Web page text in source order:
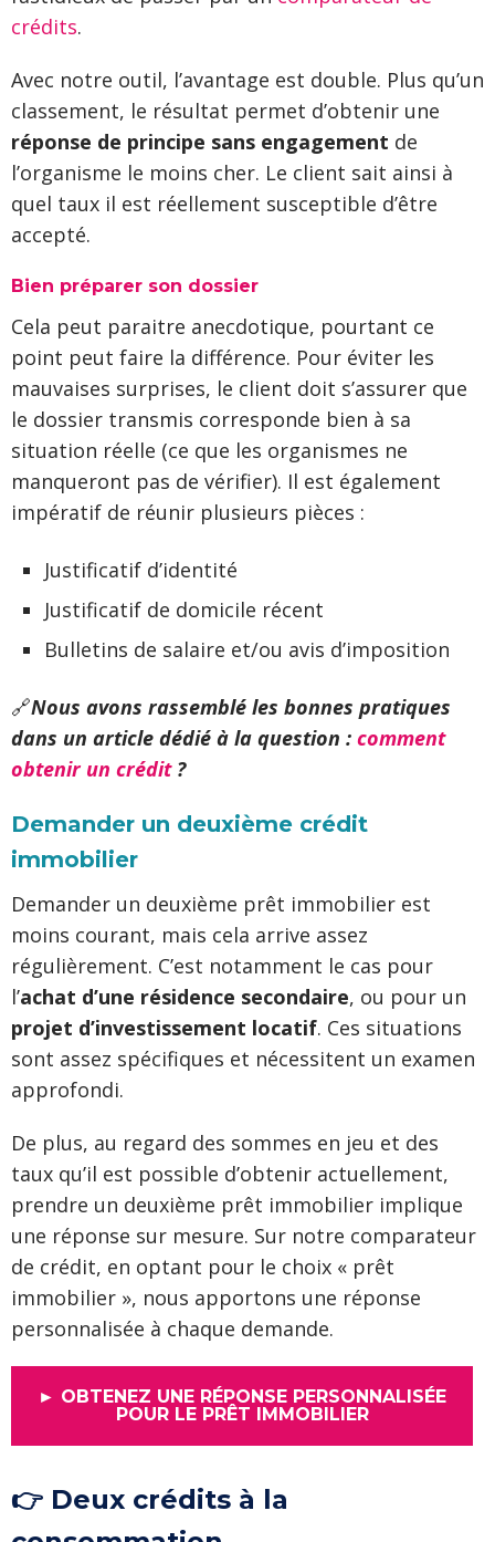
crédits.
Avec notre outil, l’avantage est double. Plus qu’un
classement, le résultat permet d’obtenir une
réponse de principe sans engagement de
l’organisme le moins cher. Le client sait ainsi à
quel taux il est réellement susceptible d’être
accepté.
Bien préparer son dossier
Cela peut paraitre anecdotique, pourtant ce
point peut faire la différence. Pour éviter les
mauvaises surprises, le client doit s’assurer que
le dossier transmis corresponde bien à sa
situation réelle (ce que les organismes ne
manqueront pas de vérifier). Il est également
impératif de réunir plusieurs pièces :
Justificatif d’identité
Justificatif de domicile récent
Bulletins de salaire et/ou avis d’imposition
🔗Nous avons rassemblé les bonnes pratiques
dans un article dédié à la question : comment
obtenir un crédit?
Demander un deuxième crédit
immobilier
Demander un deuxième prêt immobilier est
moins courant, mais cela arrive assez
régulièrement. C’est notamment le cas pour
l’achat d’une résidence secondaire, ou pour un
projet d’investissement locatif. Ces situations
sont assez spécifiques et nécessitent un examen
approfondi.
De plus, au regard des sommes en jeu et des
taux qu’il est possible d’obtenir actuellement,
prendre un deuxième prêt immobilier implique
une réponse sur mesure. Sur notre comparateur
de crédit, en optant pour le choix « prêt
immobilier », nous apportons une réponse
personnalisée à chaque demande.
► OBTENEZ UNE RÉPONSE PERSONNALISÉE
POUR LE PRÊT IMMOBILIER
👉 Deux crédits à la